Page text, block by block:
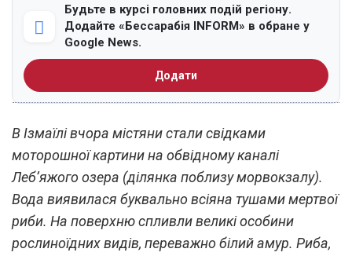
Будьте в курсі головних подій регіону.
Додайте «Бессарабія INFORM» в обране у
Google News.
Додати
В Ізмаїлі вчора містяни стали свідками
моторошної картини на обвідному каналі
Леб’яжого озера (ділянка поблизу морвокзалу).
Вода виявилася буквально всіяна тушами мертвої
риби. На поверхню спливли великі особини
рослиноїдних видів, переважно білий амур. Риба,